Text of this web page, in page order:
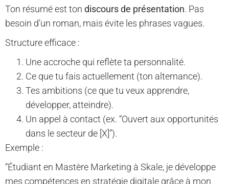
Ton résumé est ton discours de présentation. Pas
besoin d’un roman, mais évite les phrases vagues.
Structure efficace :
Une accroche qui reflète ta personnalité.
Ce que tu fais actuellement (ton alternance).
Tes ambitions (ce que tu veux apprendre,
développer, atteindre).
Un appel à contact (ex. “Ouvert aux opportunités
dans le secteur de [X]”).
Exemple :
“Étudiant en Mastère Marketing à Skale, je développe
mes compétences en stratégie digitale grâce à mon